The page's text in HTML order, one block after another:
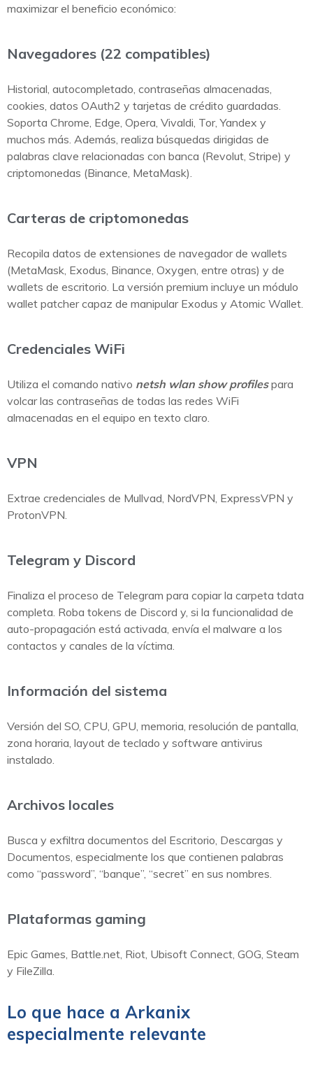
maximizar el beneficio económico:
Navegadores (22 compatibles)
Historial, autocompletado, contraseñas almacenadas,
cookies, datos OAuth2 y tarjetas de crédito guardadas.
Soporta Chrome, Edge, Opera, Vivaldi, Tor, Yandex y
muchos más. Además, realiza búsquedas dirigidas de
palabras clave relacionadas con banca (Revolut, Stripe) y
criptomonedas (Binance, MetaMask).
Carteras de criptomonedas
Recopila datos de extensiones de navegador de wallets
(MetaMask, Exodus, Binance, Oxygen, entre otras) y de
wallets de escritorio. La versión premium incluye un módulo
wallet patcher capaz de manipular Exodus y Atomic Wallet.
Credenciales WiFi
Utiliza el comando nativo netsh wlan show profilespara
volcar las contraseñas de todas las redes WiFi
almacenadas en el equipo en texto claro.
VPN
Extrae credenciales de Mullvad, NordVPN, ExpressVPN y
ProtonVPN.
Telegram y Discord
Finaliza el proceso de Telegram para copiar la carpeta tdata
completa. Roba tokens de Discord y, si la funcionalidad de
auto-propagación está activada, envía el malware a los
contactos y canales de la víctima.
Información del sistema
Versión del SO, CPU, GPU, memoria, resolución de pantalla,
zona horaria, layout de teclado y software antivirus
instalado.
Archivos locales
Busca y exfiltra documentos del Escritorio, Descargas y
Documentos, especialmente los que contienen palabras
como “password”, “banque”, “secret” en sus nombres.
Plataformas gaming
Epic Games, Battle.net, Riot, Ubisoft Connect, GOG, Steam
y FileZilla.
Lo que hace a Arkanix
especialmente relevante